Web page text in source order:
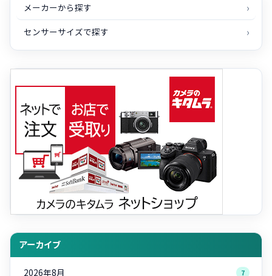
メーカーから探す
センサーサイズで探す
アーカイブ
2026年8月 7